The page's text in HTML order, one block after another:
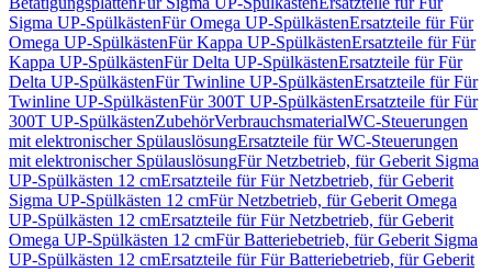
Sigma UP-SpülkästenFür Omega UP-SpülkästenErsatzteile für Für
Omega UP-SpülkästenFür Kappa UP-SpülkästenErsatzteile für Für
Kappa UP-SpülkästenFür Delta UP-SpülkästenErsatzteile für Für
Delta UP-SpülkästenFür Twinline UP-SpülkästenErsatzteile für Für
Twinline UP-SpülkästenFür 300T UP-SpülkästenErsatzteile für Für
300T UP-SpülkästenZubehörVerbrauchsmaterialWC-Steuerungen
mit elektronischer SpülauslösungErsatzteile für WC-Steuerungen
mit elektronischer SpülauslösungFür Netzbetrieb, für Geberit Sigma
UP-Spülkästen 12 cmErsatzteile für Für Netzbetrieb, für Geberit
Sigma UP-Spülkästen 12 cmFür Netzbetrieb, für Geberit Omega
UP-Spülkästen 12 cmErsatzteile für Für Netzbetrieb, für Geberit
Omega UP-Spülkästen 12 cmFür Batteriebetrieb, für Geberit Sigma
UP-Spülkästen 12 cmErsatzteile für Für Batteriebetrieb, für Geberit